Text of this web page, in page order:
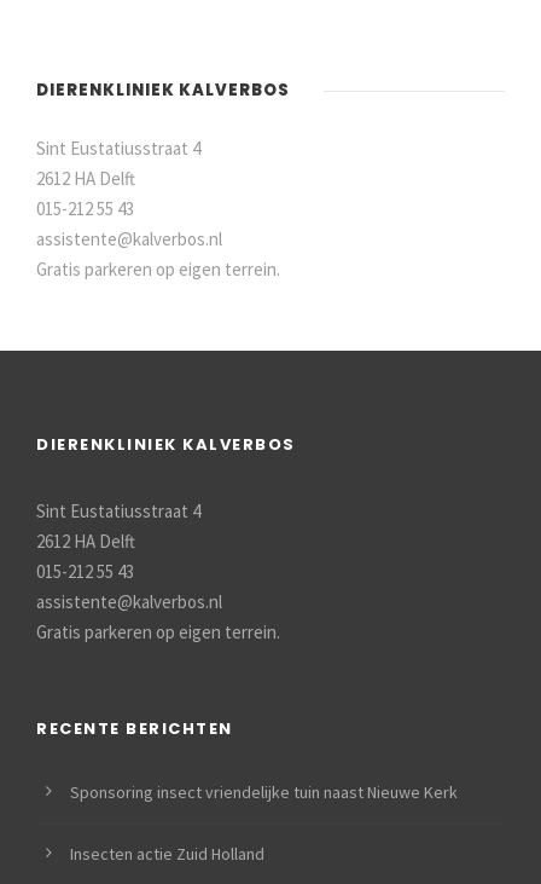
DIERENKLINIEK KALVERBOS
Sint Eustatiusstraat 4
2612 HA Delft
015-212 55 43
assistente@kalverbos.nl
Gratis parkeren op eigen terrein.
DIERENKLINIEK KALVERBOS
Sint Eustatiusstraat 4
2612 HA Delft
015-212 55 43
assistente@kalverbos.nl
Gratis parkeren op eigen terrein.
RECENTE BERICHTEN
Sponsoring insect vriendelijke tuin naast Nieuwe Kerk
Insecten actie Zuid Holland